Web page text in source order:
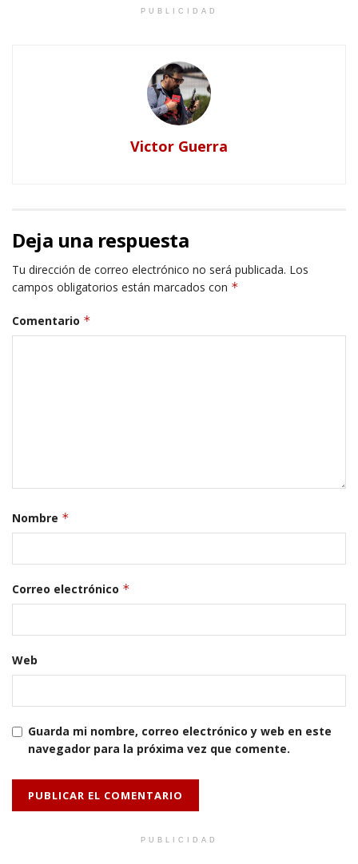
PUBLICIDAD
Victor Guerra
Deja una respuesta
Tu dirección de correo electrónico no será publicada. Los
campos obligatorios están marcados con *
Comentario *
Nombre *
Correo electrónico *
Web
Guarda mi nombre, correo electrónico y web en este
navegador para la próxima vez que comente.
PUBLICIDAD